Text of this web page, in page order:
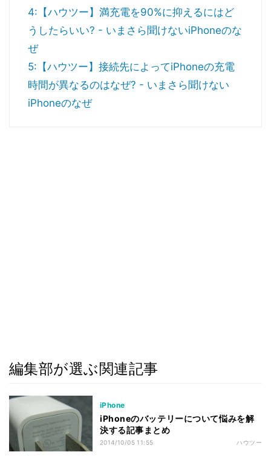
4:【ハウツー】満充電を90%に抑えるにはど
うしたらいい? - いまさら聞けないiPhoneのな
ぜ
5:【ハウツー】接続先によってiPhoneの充電
時間が異なるのはなぜ? - いまさら聞けない
iPhoneのなぜ
編集部が選ぶ関連記事
iPhone
iPhoneのバッテリーについて悩みを解
決する記事まとめ
2014/10/05 11:55 ハウツー